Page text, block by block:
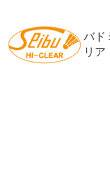
を
ス
バ
リア